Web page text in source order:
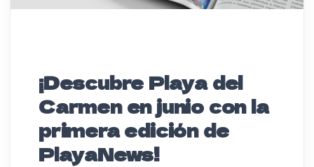
¡Descubre Playa del
Carmen en junio con la
primera edición de
PlayaNews!